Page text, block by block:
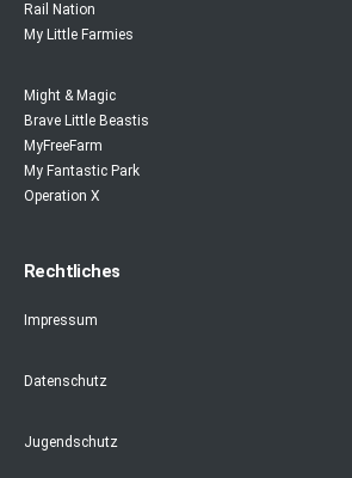
Rail Nation
My Little Farmies
Might & Magic
Brave Little Beastis
MyFreeFarm
My Fantastic Park
Operation X
Rechtliches
Impressum
Datenschutz
Jugendschutz